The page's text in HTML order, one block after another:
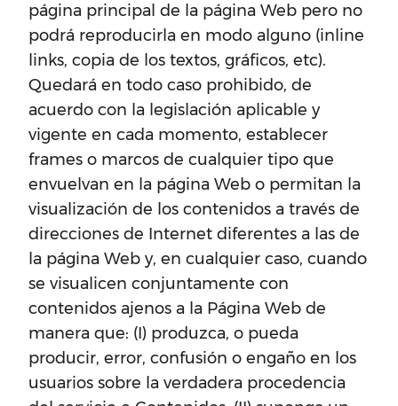
página principal de la página Web pero no
podrá reproducirla en modo alguno (inline
links, copia de los textos, gráficos, etc).
Quedará en todo caso prohibido, de
acuerdo con la legislación aplicable y
vigente en cada momento, establecer
frames o marcos de cualquier tipo que
envuelvan en la página Web o permitan la
visualización de los contenidos a través de
direcciones de Internet diferentes a las de
la página Web y, en cualquier caso, cuando
se visualicen conjuntamente con
contenidos ajenos a la Página Web de
manera que: (I) produzca, o pueda
producir, error, confusión o engaño en los
usuarios sobre la verdadera procedencia